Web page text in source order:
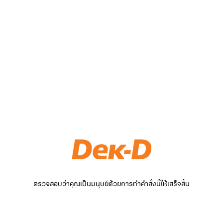
ตรวจสอบว่าคุณเป็นมนุษย์ด้วยการทำคำสั่งนี้ให้เสร็จสิ้น